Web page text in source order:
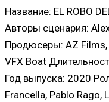
Название: EL ROBO
Авторы сценария:
Продюсеры: AZ Films,
VFX Boat
Год выпуска: 2020
Francella, Pablo Rago,